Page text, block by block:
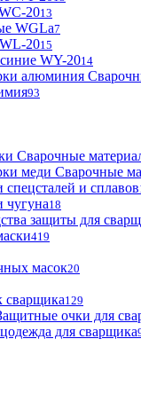
2013
WGLa7
2015
WY-2014
93
Сварочные
Сварочные
и сплавов
чугуна18
защиты для
419
масок20
сварщика129
очки для
для сварщика